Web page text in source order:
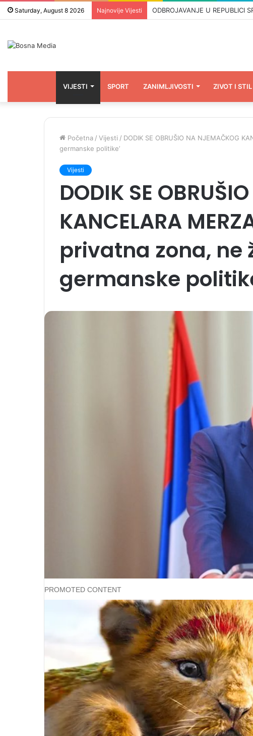
Saturday, August 8 2026 Najnovije Vijesti ODBROJAVANJE U
VIJESTI SPORT ZANIMLJIVOSTI ZIVOT I STIL
Početna / Vijesti / DODIK SE OBRUŠIO NA NJEMAČKOG
germanske politike’
Vijesti
DODIK SE
KANCELARA
privatna zona, ne
germanske